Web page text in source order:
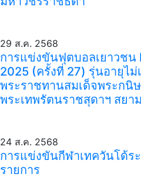
29 ส.ค. 2568
การแข่งขันฟุตบอลเยาวชน
2025 (ครั้งที่ 27) รุ่นอายุไม่
พระราชทานสมเด็จพระกนิ
พระเทพรัตนราชสุดาฯ สยา
24 ส.ค. 2568
การแข่งขันกีฬาเทควันโด้ร
รายการ